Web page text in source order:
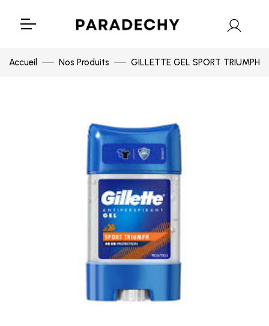
Accueil Nos Produits GILLETTE GEL SPORT TRIUMPH